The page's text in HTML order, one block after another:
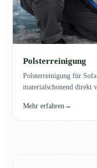
Polsterreinigung
Polsterreinigung für
materialschonend direkt
Mehr erfahren→